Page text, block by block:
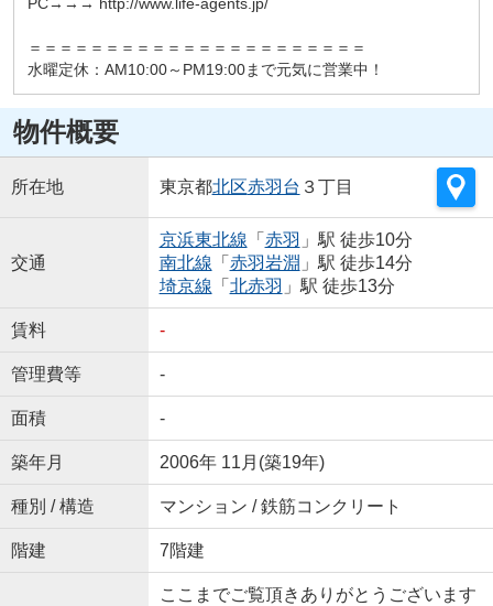
＝＝＝＝＝＝＝＝＝＝＝＝＝＝＝＝＝＝＝＝＝＝
水曜定休：AM10:00～PM19:00まで元気に営業中！
物件概要
所在地 東京都北区赤羽台 ３丁目
交通
京浜東北線 「 赤羽 」駅 徒歩10分
南北線 「 赤羽岩淵 」駅 徒歩14分
埼京線 「 北赤羽 」駅 徒歩13分
賃料 -
管理費等 -
面積 -
築年月 2006年 11月(築19年)
種別 / 構造 マンション / 鉄筋コンクリート
階建 7階建
ここまでご覧頂きありがとうございます